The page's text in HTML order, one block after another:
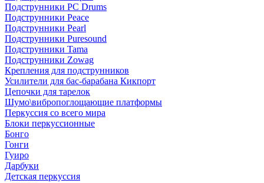
Подструнники PC Drums
Подструнники Peace
Подструнники Pearl
Подструнники Puresound
Подструнники Tama
Подструнники Zowag
Крепления для подструнников
Усилители для бас-барабана Кикпорт
Цепочки для тарелок
Шумо\вибропоглощающие платформы
Перкуссия со всего мира
Блоки перкуссионные
Бонго
Гонги
Гуиро
Дарбуки
Детская перкуссия